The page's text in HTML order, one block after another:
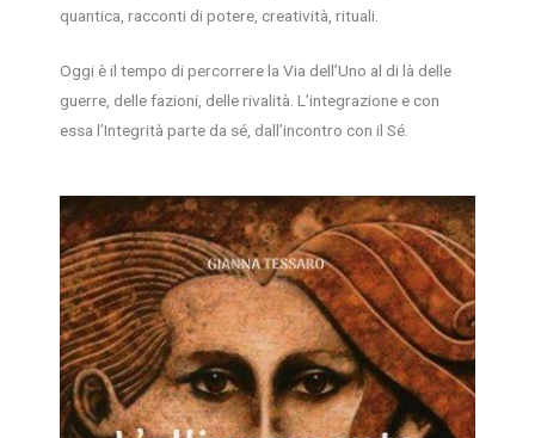
quantica, racconti di potere, creatività, rituali.
Oggi è il tempo di percorrere la Via dell’Uno al di là delle
guerre, delle fazioni, delle rivalità. L’integrazione e con
essa l’Integrità parte da sé, dall’incontro con il Sé.